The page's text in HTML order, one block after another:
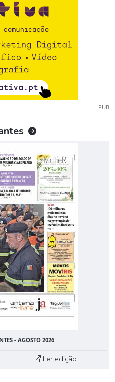
PUB
- AGOSTO 2026
Ler edição